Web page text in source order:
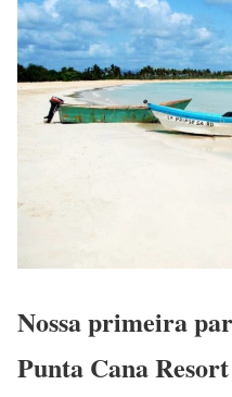
Nossa primeira
Punta Cana